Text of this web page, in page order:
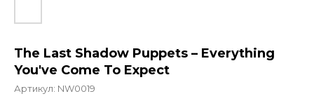
The Last Shadow Puppets – Everything
You've Come To Expect
Артикул: NW0019